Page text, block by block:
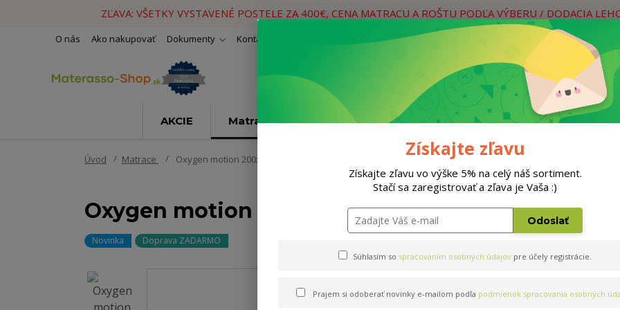
ZĽAVA: VŠETKY VYSTAVENÉ POSTELE ZA 400€, CENA MATRACU A ROŠTU PODĽA VÝBERU / DODACIA
O nás Ako nakupovať Dokumenty Kontakty
Hľadať
Neviete si rady? Zavolajte.
AKCIE Matrace Rošty Doplnky Postele
Úvod Matrace Oxygen motion 200x200cm
Oxygen motion 200x200cm
Novinka Doprava ZADARMO
Získajte zľavu
Získajte zľavu vo výške 5% na celý náš sortiment.
Stačí sa zaregistrovať a zľava je Vaša :)
Odoslať
Súhlasím so spracovaním osobných údajov pre účely registrácie.
Prajem si odoberať novinky e-mailom podľa podmienok spracovania osobných